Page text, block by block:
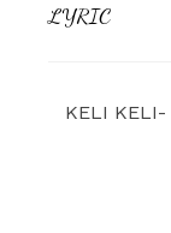
LYRIC
KELI